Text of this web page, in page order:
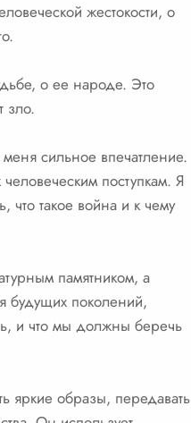
жестокости, о
о ее народе. Это
зло.
сильное впечатление.
поступкам. Я
что такое война и к чему
памятником, а
будущих поколений,
и что мы должны беречь
яркие образы, передавать